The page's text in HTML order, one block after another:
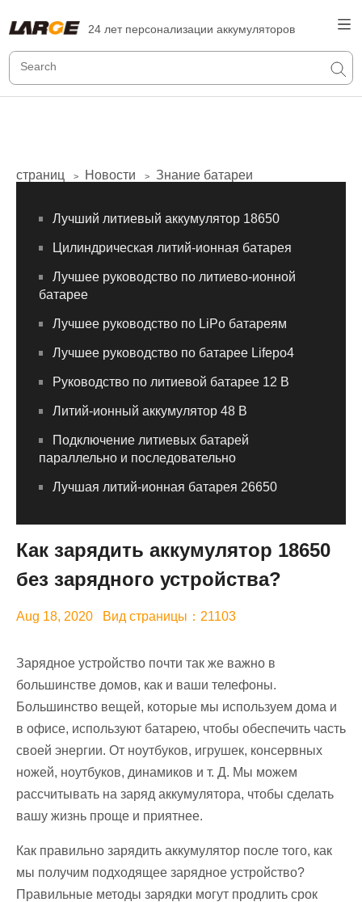
24 лет персонализации аккумуляторов
страниц > Новости > Знание батареи
Лучший литиевый аккумулятор 18650
Цилиндрическая литий-ионная батарея
Лучшее руководство по литиево-ионной
батарее
Лучшее руководство по LiPo батареям
Лучшее руководство по батарее Lifepo4
Руководство по литиевой батарее 12 В
Литий-ионный аккумулятор 48 В
Подключение литиевых батарей
параллельно и последовательно
Лучшая литий-ионная батарея 26650
Как зарядить аккумулятор 18650
без зарядного устройства?
Aug 18, 2020 Вид страницы：21103
Зарядное устройство почти так же важно в
большинстве домов, как и ваши телефоны.
Большинство вещей, которые мы используем дома и
в офисе, используют батарею, чтобы обеспечить часть
своей энергии. От ноутбуков, игрушек, консервных
ножей, ноутбуков, динамиков и т. Д. Мы можем
рассчитывать на заряд аккумулятора, чтобы сделать
вашу жизнь проще и приятнее.
Как правильно зарядить аккумулятор после того, как
мы получим подходящее зарядное устройство?
Правильные методы зарядки могут продлить срок